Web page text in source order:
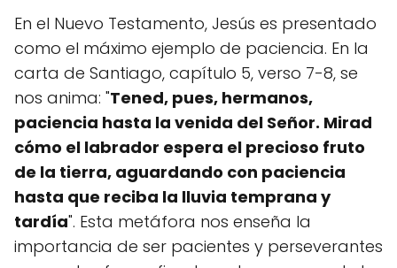
En el Nuevo Testamento, Jesús es presentado
como el máximo ejemplo de paciencia. En la
carta de Santiago, capítulo 5, verso 7-8, se
nos anima: "Tened, pues, hermanos,
paciencia hasta la venida del Señor. Mirad
cómo el labrador espera el precioso fruto
de la tierra, aguardando con paciencia
hasta que reciba la lluvia temprana y
tardía". Esta metáfora nos enseña la
importancia de ser pacientes y perseverantes